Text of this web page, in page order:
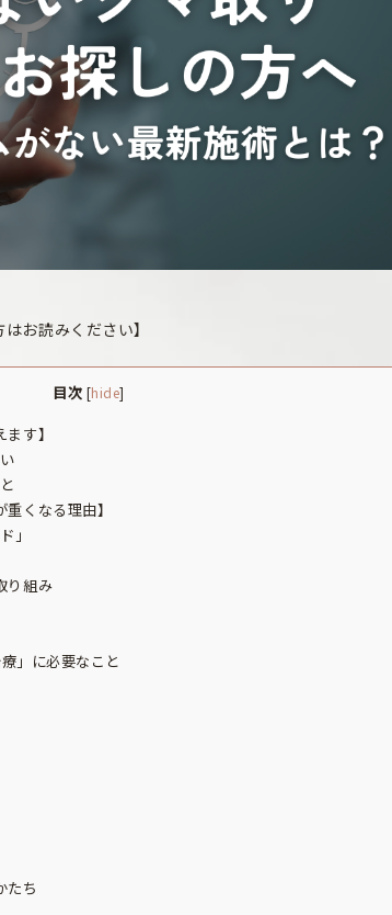
お読みください】
目次 [hide]
す】
くなる理由】
」
り組み
」に必要なこと
たち